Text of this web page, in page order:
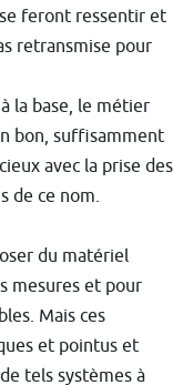
feront ressentir et
retransmise pour
la base, le métier
bon, suffisamment
avec la prise des
de ce nom.
du matériel
mesures et pour
Mais ces
et pointus et
tels systèmes à